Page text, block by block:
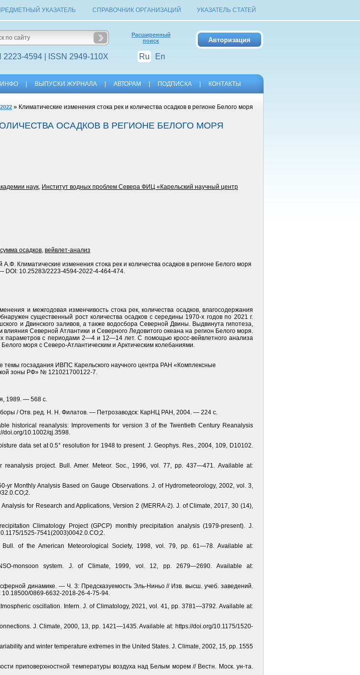
УКАЗАТЕЛЬ СПРАВОЧНИК ОРГАНИЗАЦИЙ УКАЗАТЕЛЬ СТАТЕЙ
2223-4594 | ISSN 2949-110X
Расширенный
поиск
Ru En
ИНФО ВЫПУСКИ ЖУРНАЛА АВТОРАМ ПОДПИСКА КОНТАКТЫ
» Климатические изменения стока рек и количества осадков в регионе Белого моря
ОСАДКОВ В РЕГИОНЕ БЕЛОГО МОРЯ
наук, Институт водных проблем Севера ФИЦ «Карельский научный центр
сумма осадков, вейвлет-анализ
Климатические изменения стока рек и количества осадков в регионе Белого моря
10.25283/2223-4594-2022-4-464-474.
и межгодовая изменчивость стока рек, количества осадков, влагосодержания
существенный рост количества осадков с середины 1970-х годов по 2021 г.
и Двинского заливов, а также водосбора Северной Двины. Выдвинута гипотеза,
Северной Атлантики и Северного Ледовитого океана на регион Белого моря.
параметров с периодами 2—4 и 12—14 лет. С помощью кросс-вейвлетного анализа
моря с Северо-Атлантическим и Арктическим колебаниями.
темы госзадания ИВПС Карельского научного центра РАН «Комплексные
зоны РФ» № 121021700122-7.
1989. — 568 с.
/ Отв. ред. Н. Н. Филатов. — Петрозаводск: КарНЦ РАН, 2004. — 224 с.
historical reanalysis: Improvements for version 3 of the Twentieth Century Reanalysis
doi.org/10.1002/qj.3598.
data set at 0.5° resolution for 1948 to present. J. Geophys. Res., 2004, 109, D10102.
project. Bull. Amer. Meteor. Soc., 1996, vol. 77, pp. 437—471. Available at:
yr Monthly Analysis Based on Gauge Observations. J. of Hydrometeorology, 2002, vol. 3,
for Research and Applications, Version 2 (MERRA-2). J. of Climate, 2017, 30 (14),
Climatology Project (GPCP) monthly precipitation analysis (1979-present). J.
1525-7541(2003)0042.0.CO;2.
of the American Meteorological Society, 1998, vol. 79, pp. 61—78. Available at:
monsoon system. J. of Climate, 1999, vol. 12, pp. 2679—2690. Available at:
динамике. — Ч. 3: Предсказуемость Эль-Ниньо // Изв. высш. учеб. заведений.
0869-6632-2018-26-4-75-94.
oscillation. Intern. J. of Climatology, 2021, vol. 41, pp. 3781—3792. Available at:
J. Climate, 2000, 13, pp. 1421—1435. Available at: https://doi.org/10.1175/1520-
and winter temperature extremes in the United States. J. Climate, 2002, 15, pp. 1555
приповерхностной температуры воздуха над Белым морем // Вестн. Моск. ун-та.